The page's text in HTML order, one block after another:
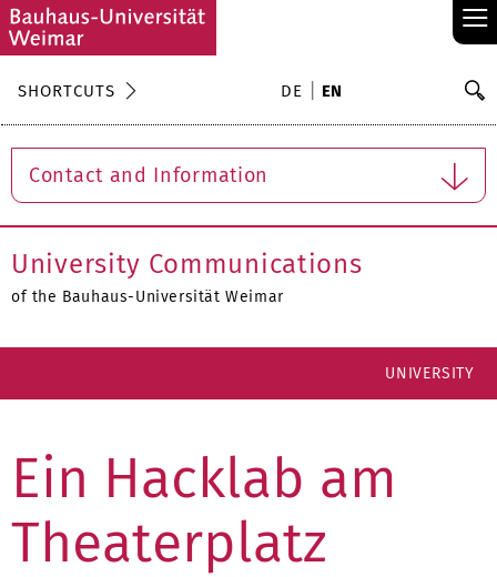
≡
SHORTCUTS DE EN
Contact and Information
University Communications
of the Bauhaus-Universität Weimar
UNIVERSITY
Ein Hacklab am
Theaterplatz